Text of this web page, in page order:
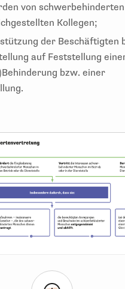
von
Kollegen;
der Beschäftigten
auf Feststellung
bzw. einer